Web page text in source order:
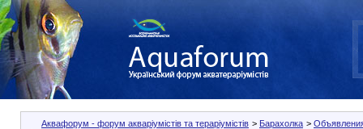
Аквафорум - форум акваріумістів та тераріумістів > Барахолка >